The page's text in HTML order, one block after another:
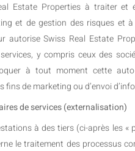
Estate Properties à traiter et
et de gestion des risques et
autorise Swiss Real Estate
y compris ceux des
à tout moment cette
fins de marketing ou d’envoi
de services (externalisation)
à des tiers (ci-après les «
le traitement des processus